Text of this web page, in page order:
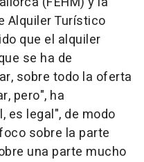
Alquiler Turístico
que el alquiler
se ha de
sobre todo la oferta
pero", ha
es legal", de modo
sobre la parte
una parte mucho